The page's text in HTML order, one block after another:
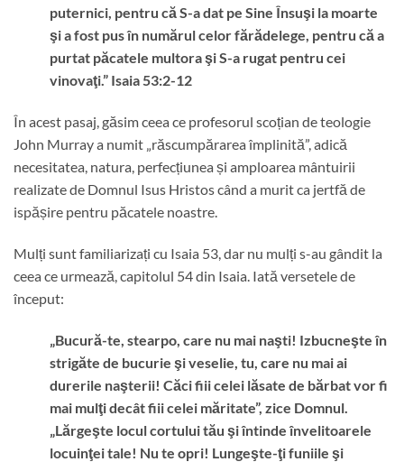
puternici, pentru că S-a dat pe Sine Însuşi la moarte
şi a fost pus în numărul celor fărădelege, pentru că a
purtat păcatele multora şi S-a rugat pentru cei
vinovaţi.” Isaia 53:2-12
În acest pasaj, găsim ceea ce profesorul scoțian de teologie
John Murray a numit „răscumpărarea împlinită”, adică
necesitatea, natura, perfecțiunea și amploarea mântuirii
realizate de Domnul Isus Hristos când a murit ca jertfă de
ispășire pentru păcatele noastre.
Mulți sunt familiarizați cu Isaia 53, dar nu mulți s-au gândit la
ceea ce urmează, capitolul 54 din Isaia. Iată versetele de
început:
„Bucură-te, stearpo, care nu mai naşti! Izbucneşte în
strigăte de bucurie şi veselie, tu, care nu mai ai
durerile naşterii! Căci fiii celei lăsate de bărbat vor fi
mai mulţi decât fiii celei măritate”, zice Domnul.
„Lărgeşte locul cortului tău şi întinde învelitoarele
locuinţei tale! Nu te opri! Lungeşte-ţi funiile şi